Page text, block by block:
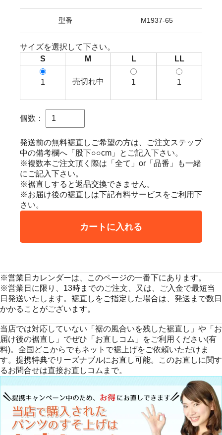
型番 M1937-65
サイズを選択して下さい。
S
M L LL
1 売切れ中 1 1
個数：
発送前の無料裾直しご希望の方は、ご注文ステップ
中の備考欄へ「股下○○cm」とご記入下さい。
※複数本ご注文頂く際は「全て」or「品番」も一緒
にご記入下さい。
※裾直しすると返品交換できません。
※お届け後の裾直しは下記有料サービスをご利用下
さい。
カートに入れる
※営業日カレンダーは、このページの一番下にあります。
※営業日に限り、13時までのご注文、又は、ご入金で最短当
日発送いたします。裾直しをご指定した場合は、発送まで数日
かかることがございます。
当店では対応していない「裾の風合いを残した裾直し」や「お
届け後の裾直し」でぜひ「お直しコム」をご利用ください(有
料)。全国どこからでもネットで裾上げをご依頼いただけま
す。提携特典でリーズナブルにお直し可能。このお直しに関す
るお問合せは直接お直しコムまで。